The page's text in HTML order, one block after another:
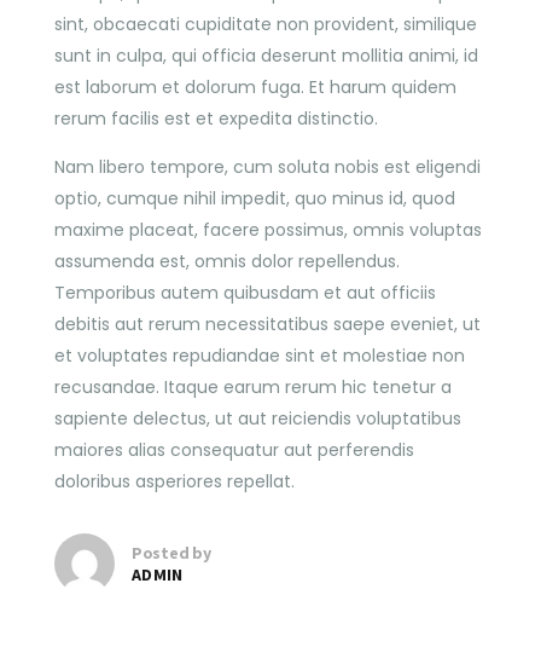
sint, obcaecati cupiditate non provident, similique
sunt in culpa, qui officia deserunt mollitia animi, id
est laborum et dolorum fuga. Et harum quidem
rerum facilis est et expedita distinctio.
Nam libero tempore, cum soluta nobis est eligendi
optio, cumque nihil impedit, quo minus id, quod
maxime placeat, facere possimus, omnis voluptas
assumenda est, omnis dolor repellendus.
Temporibus autem quibusdam et aut officiis
debitis aut rerum necessitatibus saepe eveniet, ut
et voluptates repudiandae sint et molestiae non
recusandae. Itaque earum rerum hic tenetur a
sapiente delectus, ut aut reiciendis voluptatibus
maiores alias consequatur aut perferendis
doloribus asperiores repellat.
Posted by
ADMIN